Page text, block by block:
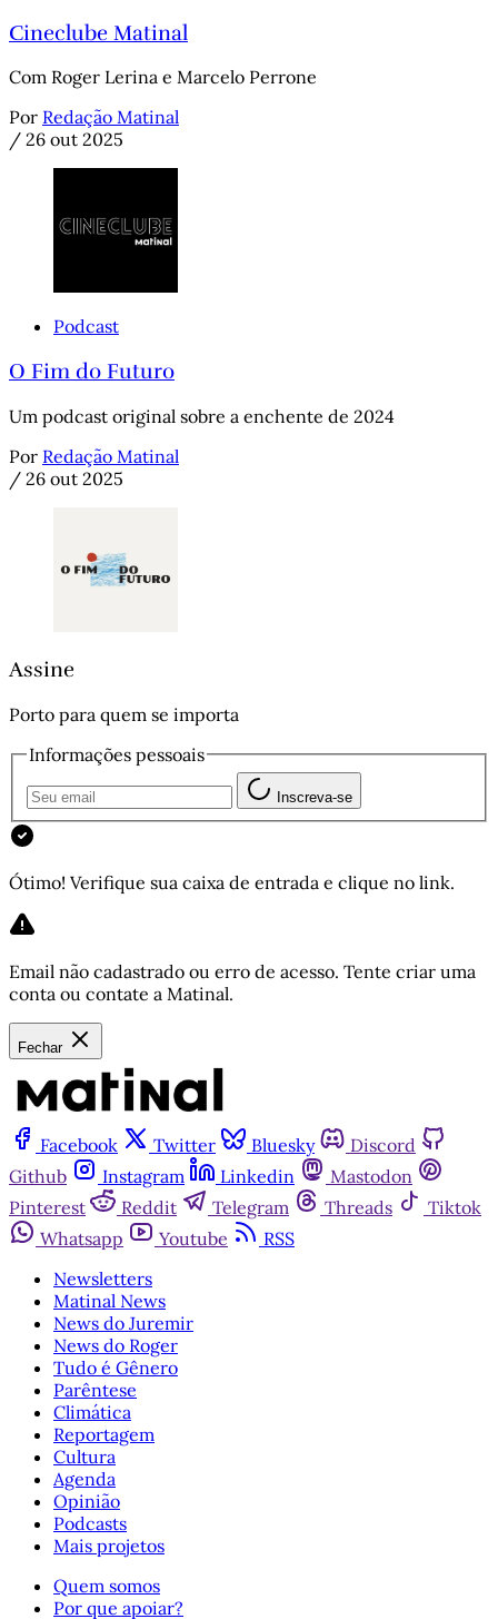
Cineclube Matinal
Com Roger Lerina e Marcelo Perrone
Por Redação Matinal
/ 26 out 2025
Podcast
O Fim do Futuro
Um podcast original sobre a enchente de 2024
Por Redação Matinal
/ 26 out 2025
Assine
Porto para quem se importa
Informações pessoais
Inscreva-se
Ótimo! Verifique sua caixa de entrada e clique no link.
Email não cadastrado ou erro de acesso. Tente criar uma
conta ou contate a Matinal.
Fechar
Facebook Twitter Bluesky
Discord
Github
Instagram Linkedin
Mastodon
Pinterest
Reddit Telegram Threads
Tiktok
Whatsapp
Youtube
RSS
Newsletters
Matinal News
News do Juremir
News do Roger
Tudo é Gênero
Parêntese
Climática
Reportagem
Cultura
Agenda
Opinião
Podcasts
Mais projetos
Quem somos
Por que apoiar?